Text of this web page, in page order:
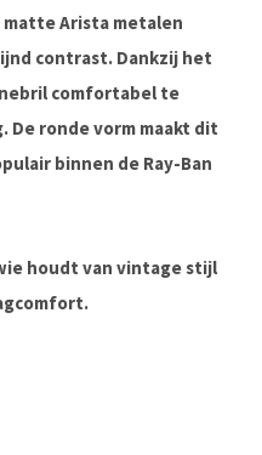
Arista metalen
contrast. Dankzij het
comfortabel te
De ronde vorm maakt dit
binnen de Ray-Ban
houdt van vintage stijl